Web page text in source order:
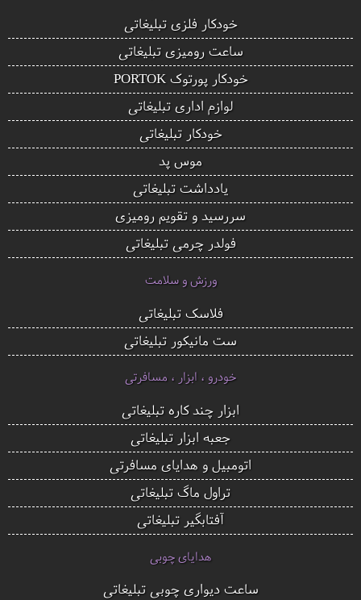
خودکار فلزی تبلیغاتی
ساعت رومیزی تبلیغاتی
خودکار پورتوک PORTOK
لوازم اداری تبلیغاتی
خودکار تبلیغاتی
موس پد
یادداشت تبلیغاتی
سررسید و تقویم رومیزی
فولدر چرمی تبلیغاتی
ورزش و سلامت
فلاسک تبلیغاتی
ست مانیکور تبلیغاتی
خودرو ، ابزار ، مسافرتی
ابزار چند کاره تبلیغاتی
جعبه ابزار تبلیغاتی
اتومبیل و هدایای مسافرتی
تراول ماگ تبلیغاتی
آفتابگیر تبلیغاتی
هدایای چوبی
ساعت دیواری چوبی تبلیغاتی